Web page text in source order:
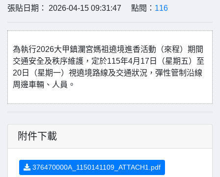
張貼日期： 2026-04-15 09:31:47 點閱： 116
為執行2026大甲鎮瀾宮媽祖遶境進香活動（來程）期間
交通安全及秩序維護，定於115年4月17日（星期五）至
20日（星期一）視遶境路線及交通狀況，彈性管制沿線
周邊車輛、人員。
附件下載
376470000A_1150141109_ATTACH1.pdf